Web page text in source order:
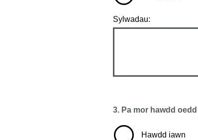
Sylwadau:
3. Pa mor hawdd
Hawdd iawn